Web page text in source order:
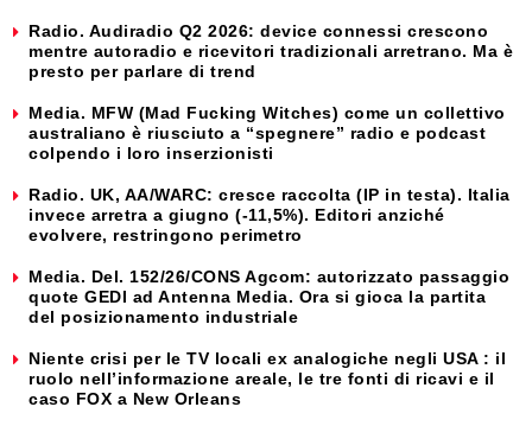
Radio. Audiradio Q2 2026: device connessi crescono
mentre autoradio e ricevitori tradizionali arretrano. Ma è
presto per parlare di trend
Media. MFW (Mad Fucking Witches) come un collettivo
australiano è riusciuto a “spegnere” radio e podcast
colpendo i loro inserzionisti
Radio. UK, AA/WARC: cresce raccolta (IP in testa). Italia
invece arretra a giugno (-11,5%). Editori anziché
evolvere, restringono perimetro
Media. Del. 152/26/CONS Agcom: autorizzato passaggio
quote GEDI ad Antenna Media. Ora si gioca la partita
del posizionamento industriale
Niente crisi per le TV locali ex analogiche negli USA : il
ruolo nell’informazione areale, le tre fonti di ricavi e il
caso FOX a New Orleans